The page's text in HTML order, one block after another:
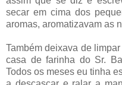
secar em cima dos
aromas, aromatizavam as
Também deixava de
casa de farinha do Sr.
Todos os meses eu tinha